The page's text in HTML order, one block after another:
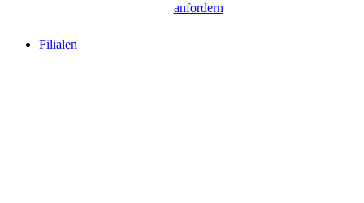
anfordern
Filialen